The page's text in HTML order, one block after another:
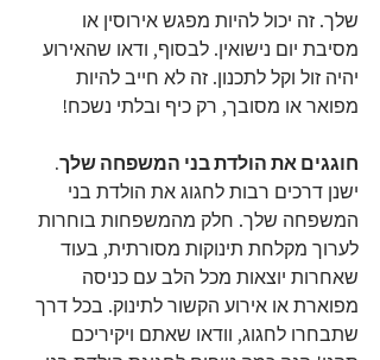
שלך. זה יכול להיות מפגש אירוסין או
מסיבת יום נישואין. לבסוף, ודאו שהאירוע
יהיה זול וקל לתכנון. זה לא חייב להיות
מפואר או מסובך, רק כיף ובלתי נשכח!
חוגגים את הולדת בני המשפחה שלך.
ישנן דרכים רבות לחגוג את הולדת בני
המשפחה שלך. חלק מהמשפחות בוחרות
לערוך מקלחת תינוקות מסורתית, בעוד
שאחרות יוצאות מכל הלב עם כניסה
מפוארת או אירוע הקשור לתינוק. בכל דרך
שתבחרו לחגוג, וודאו שאתם ויקיריכם